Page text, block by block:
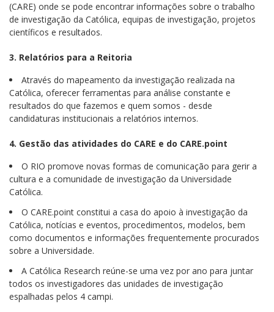
(CARE) onde se pode encontrar informações sobre o trabalho
de investigação da Católica, equipas de investigação, projetos
científicos e resultados.
3. Relatórios para a Reitoria
Através do mapeamento da investigação realizada na
Católica, oferecer ferramentas para análise constante e
resultados do que fazemos e quem somos - desde
candidaturas institucionais a relatórios internos.
4. Gestão das atividades do CARE e do CARE.point
O RIO promove novas formas de comunicação para gerir a
cultura e a comunidade de investigação da Universidade
Católica.
O CARE.point constitui a casa do apoio à investigação da
Católica, notícias e eventos, procedimentos, modelos, bem
como documentos e informações frequentemente procurados
sobre a Universidade.
A Católica Research reúne-se uma vez por ano para juntar
todos os investigadores das unidades de investigação
espalhadas pelos 4 campi.